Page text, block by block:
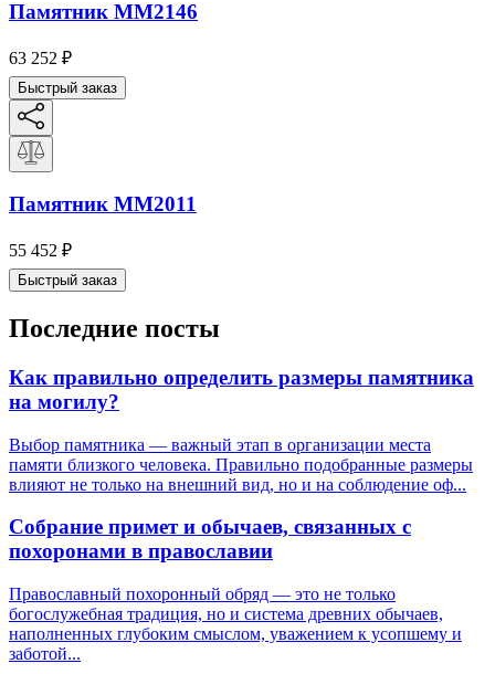
Памятник ММ2146
63 252 ₽
Быстрый заказ
Памятник ММ2011
55 452 ₽
Быстрый заказ
Последние посты
Как правильно определить размеры памятника
на могилу?
Выбор памятника — важный этап в организации места
памяти близкого человека. Правильно подобранные размеры
влияют не только на внешний вид, но и на соблюдение оф...
Собрание примет и обычаев, связанных с
похоронами в православии
Православный похоронный обряд — это не только
богослужебная традиция, но и система древних обычаев,
наполненных глубоким смыслом, уважением к усопшему и
заботой...